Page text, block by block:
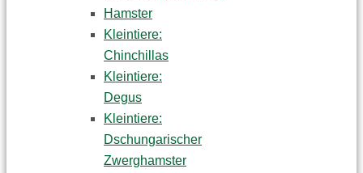
Hamster
Kleintiere:
Chinchillas
Kleintiere:
Degus
Kleintiere:
Dschungarischer
Zwerghamster